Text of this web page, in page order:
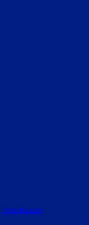
Rate this post